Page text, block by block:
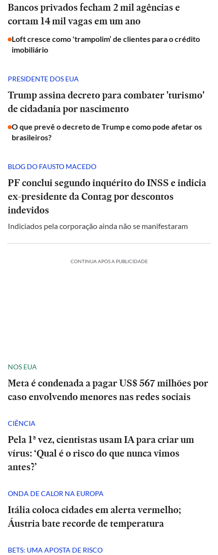
Bancos privados fecham 2 mil agências e
cortam 14 mil vagas em um ano
Loft cresce como 'trampolim’ de clientes para o crédito
imobiliário
PRESIDENTE DOS EUA
Trump assina decreto para combater 'turismo'
de cidadania por nascimento
O que prevê o decreto de Trump e como pode afetar os
brasileiros?
BLOG DO FAUSTO MACEDO
PF conclui segundo inquérito do INSS e indicia
ex-presidente da Contag por descontos
indevidos
Indiciados pela corporação ainda não se manifestaram
CONTINUA APÓS A PUBLICIDADE
NOS EUA
Meta é condenada a pagar US$ 567 milhões por
caso envolvendo menores nas redes sociais
CIÊNCIA
Pela 1ª vez, cientistas usam IA para criar um
vírus: ‘Qual é o risco do que nunca vimos
antes?’
ONDA DE CALOR NA EUROPA
Itália coloca cidades em alerta vermelho;
Áustria bate recorde de temperatura
BETS: UMA APOSTA DE RISCO